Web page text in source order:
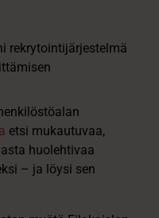
etsi mukautuvaa,
huolehtivaa
– ja löysi sen